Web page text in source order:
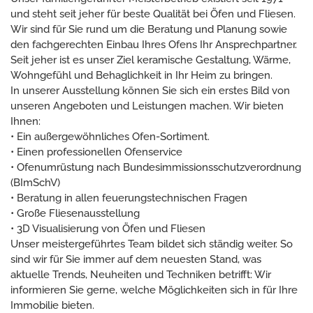
und steht seit jeher für beste Qualität bei Öfen und Fliesen.
Wir sind für Sie rund um die Beratung und Planung sowie
den fachgerechten Einbau Ihres Ofens Ihr Ansprechpartner.
Seit jeher ist es unser Ziel keramische Gestaltung, Wärme,
Wohngefühl und Behaglichkeit in Ihr Heim zu bringen.
In unserer Ausstellung können Sie sich ein erstes Bild von
unseren Angeboten und Leistungen machen. Wir bieten
Ihnen:
• Ein außergewöhnliches Ofen-Sortiment.
• Einen professionellen Ofenservice
• Ofenumrüstung nach Bundesimmissionsschutzverordnung
(BImSchV)
• Beratung in allen feuerungstechnischen Fragen
• Große Fliesenausstellung
• 3D Visualisierung von Öfen und Fliesen
Unser meistergeführtes Team bildet sich ständig weiter. So
sind wir für Sie immer auf dem neuesten Stand, was
aktuelle Trends, Neuheiten und Techniken betrifft: Wir
informieren Sie gerne, welche Möglichkeiten sich in für Ihre
Immobilie bieten.